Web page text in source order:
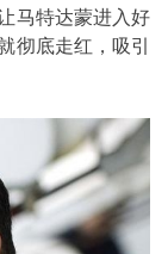
马特达蒙进入好
彻底走红，吸引